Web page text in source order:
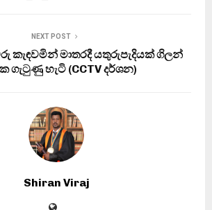
NEXT POST
කැඳවමින් මාතරදී යතුරුපැදියක් ගිලන්
ගැටුණු හැටි (CCTV දර්ශන)
Shiran Viraj